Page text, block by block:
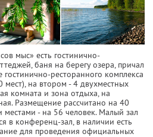
мыс» есть гостинично-
баня на берегу озера, причал
ресторанного комплекса
мест), на втором - 4 двухместных
комната и зона отдыха, на
Размещение рассчитано на 40
местами - на 56 человек. Малый зал
в конференц-зал, в наличии есть
для проведения официальных